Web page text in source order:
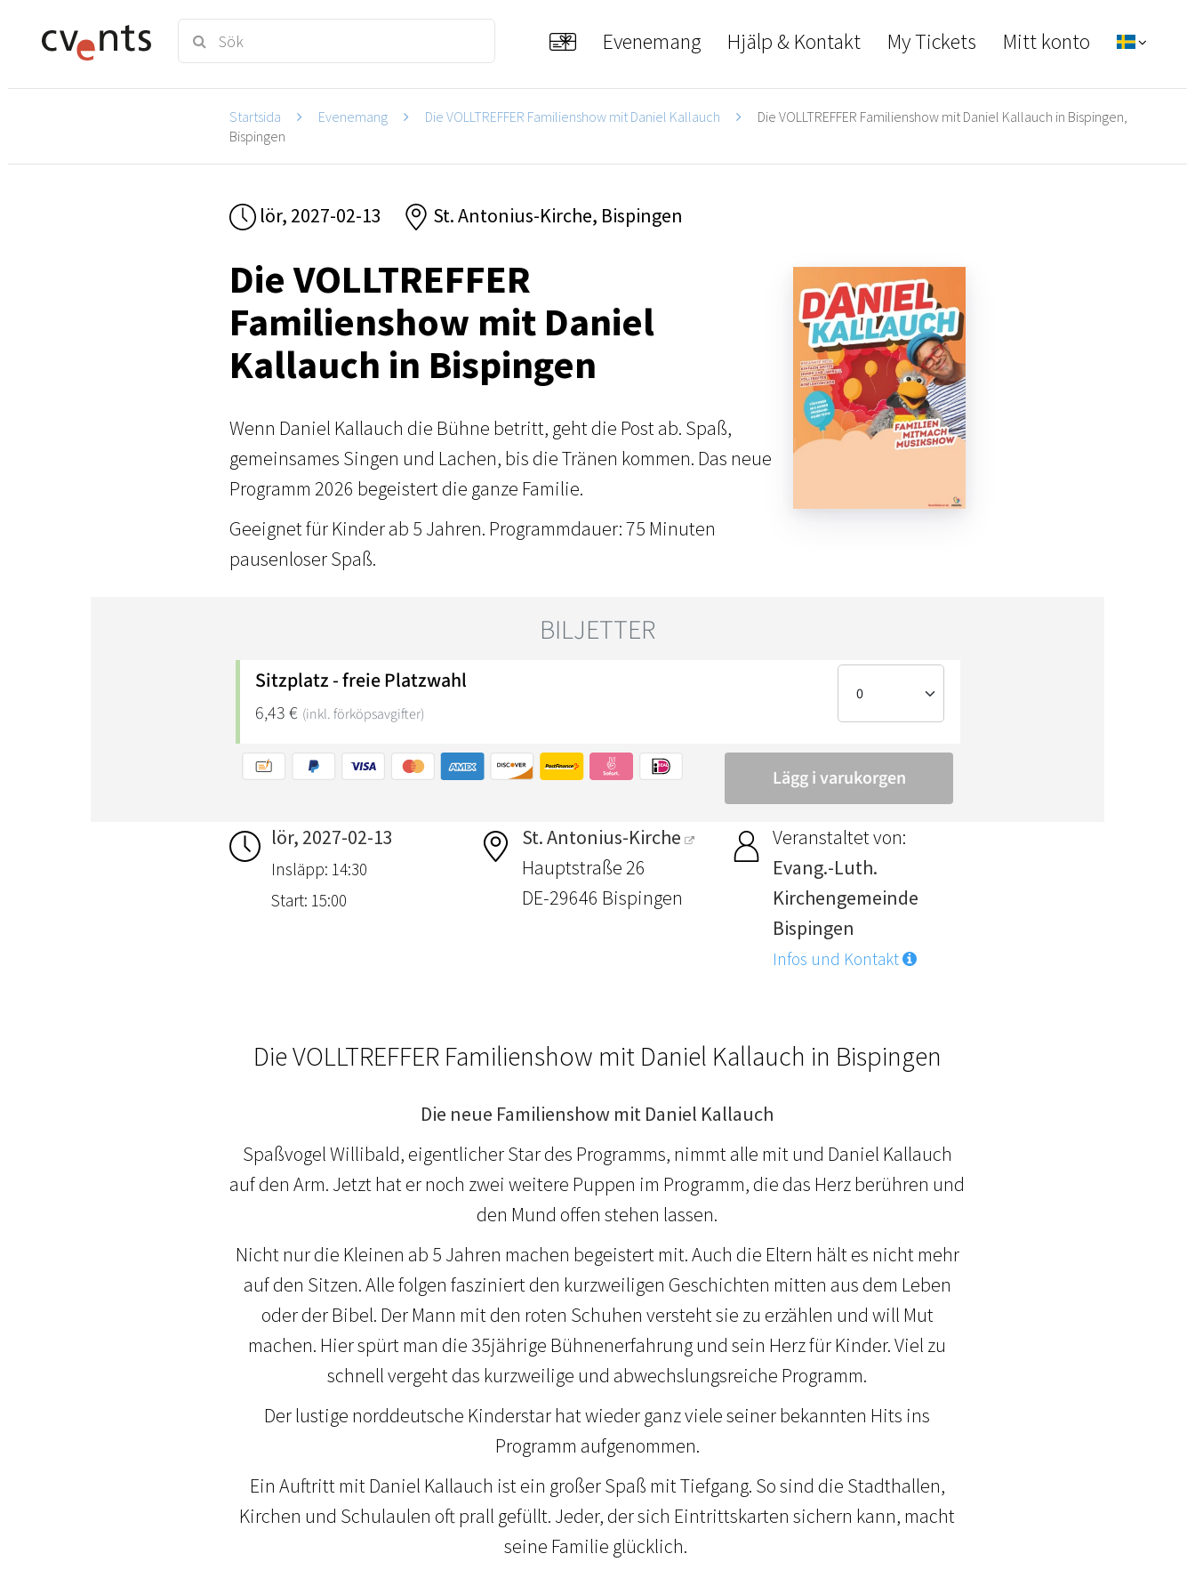
Evenemang Hjälp & Kontakt My Tickets Mitt konto
Startsida Evenemang Die VOLLTREFFER Familienshow mit Daniel Kallauch
Die VOLLTREFFER Familienshow mit Daniel Kallauch in Bispingen,
Bispingen
lör, 2027-02-13 St. Antonius-Kirche, Bispingen
Die VOLLTREFFER
Familienshow mit Daniel
Kallauch in Bispingen
Wenn Daniel Kallauch die Bühne betritt, geht die Post ab. Spaß,
gemeinsames Singen und Lachen, bis die Tränen kommen. Das neue
Programm 2026 begeistert die ganze Familie.
Geeignet für Kinder ab 5 Jahren. Programmdauer: 75 Minuten
pausenloser Spaß.
lör, 2027-02-13
Insläpp: 14:30
Start: 15:00
St. Antonius-Kirche
Hauptstraße 26
DE-29646 Bispingen
Veranstaltet von:
Evang.-Luth.
Kirchengemeinde
Bispingen
Infos und Kontakt
Die VOLLTREFFER Familienshow mit Daniel Kallauch in Bispingen
Die neue Familienshow mit Daniel Kallauch
Spaßvogel Willibald, eigentlicher Star des Programms, nimmt alle mit und Daniel Kallauch
auf den Arm. Jetzt hat er noch zwei weitere Puppen im Programm, die das Herz berühren und
den Mund offen stehen lassen.
Nicht nur die Kleinen ab 5 Jahren machen begeistert mit. Auch die Eltern hält es nicht mehr
auf den Sitzen. Alle folgen fasziniert den kurzweiligen Geschichten mitten aus dem Leben
oder der Bibel. Der Mann mit den roten Schuhen versteht sie zu erzählen und will Mut
machen. Hier spürt man die 35jährige Bühnenerfahrung und sein Herz für Kinder. Viel zu
schnell vergeht das kurzweilige und abwechslungsreiche Programm.
Der lustige norddeutsche Kinderstar hat wieder ganz viele seiner bekannten Hits ins
Programm aufgenommen.
Ein Auftritt mit Daniel Kallauch ist ein großer Spaß mit Tiefgang. So sind die Stadthallen,
Kirchen und Schulaulen oft prall gefüllt. Jeder, der sich Eintrittskarten sichern kann, macht
seine Familie glücklich.